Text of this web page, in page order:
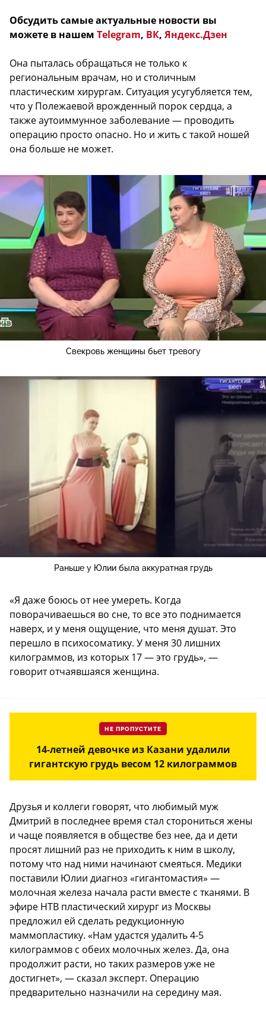
Обсудить самые актуальные новости вы
можете в нашем Telegram, ВК, Яндекс.Дзен
Она пыталась обращаться не только к
региональным врачам, но и столичным
пластическим хирургам. Ситуация усугубляется тем,
что у Полежаевой врожденный порок сердца, а
также аутоиммунное заболевание — проводить
операцию просто опасно. Но и жить с такой ношей
она больше не может.
Свекровь женщины бьет тревогу
Раньше у Юлии была аккуратная грудь
«Я даже боюсь от нее умереть. Когда
поворачиваешься во сне, то все это поднимается
наверх, и у меня ощущение, что меня душат. Это
перешло в психосоматику. У меня 30 лишних
килограммов, из которых 17 — это грудь», —
говорит отчаявшаяся женщина.
НЕ ПРОПУСТИТЕ
14-летней девочке из Казани удалили
гигантскую грудь весом 12 килограммов
Друзья и коллеги говорят, что любимый муж
Дмитрий в последнее время стал сторониться жены
и чаще появляется в обществе без нее, да и дети
просят лишний раз не приходить к ним в школу,
потому что над ними начинают смеяться. Медики
поставили Юлии диагноз «гигантомастия» —
молочная железа начала расти вместе с тканями. В
эфире НТВ пластический хирург из Москвы
предложил ей сделать редукционную
маммопластику. «Нам удастся удалить 4-5
килограммов с обеих молочных желез. Да, она
продолжит расти, но таких размеров уже не
достигнет», — сказал эксперт. Операцию
предварительно назначили на середину мая.